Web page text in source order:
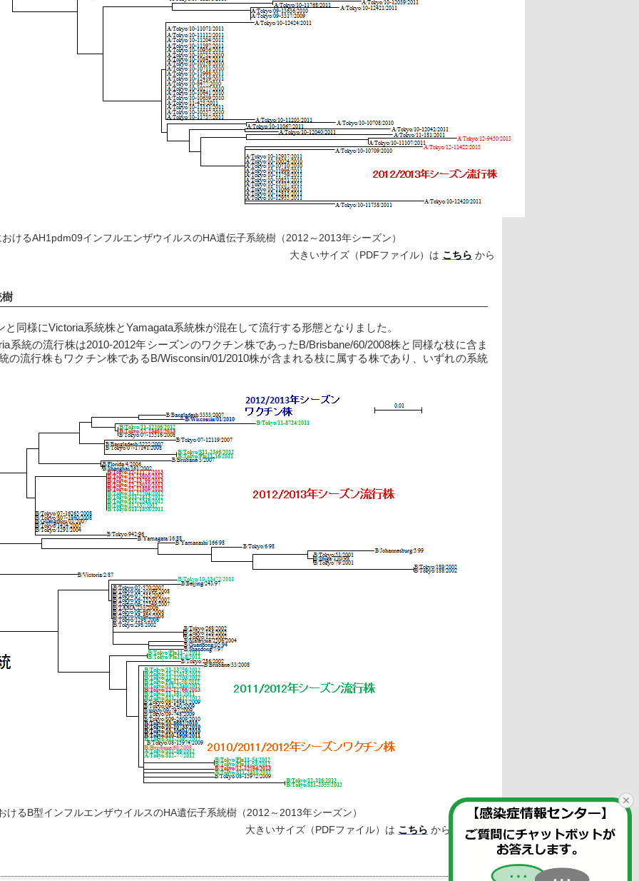
けるAH1pdm09インフルエンザウイルスのHA遺伝子系統樹（2012～2013年シーズン）
大きいサイズ（PDFファイル）は こちら から
同様にVictoria系統株とYamagata系統株が混在して流行する形態となりました。
統の流行株は2010-2012年シーズンのワクチン株であったB/Brisbane/60/2008株と同様な枝に含ま
の流行株もワクチン株であるB/Wisconsin/01/2010株が含まれる枝に属する株であり、いずれの系統
けるB型インフルエンザウイルスのHA遺伝子系統樹（2012～2013年シーズン）
大きいサイズ（PDFファイル）は こちら から